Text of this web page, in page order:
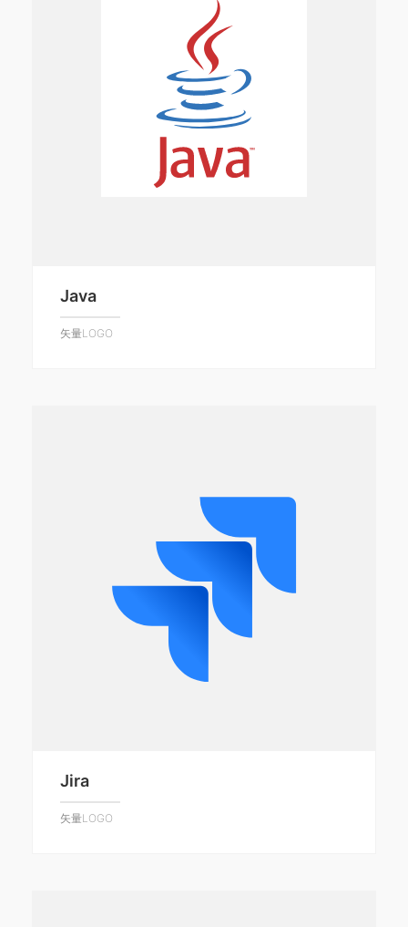
Java
矢量LOGO
Jira
矢量LOGO